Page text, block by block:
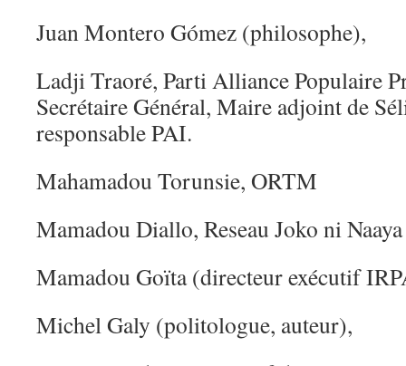
Juan Montero Gómez (philosophe),
Ladji Traoré, Parti Alliance Populaire
Secrétaire Général, Maire adjoint de
responsable PAI.
Mahamadou Torunsie, ORTM
Mamadou Diallo, Reseau Joko ni Naaya
Mamadou Goïta (directeur exécutif
Michel Galy (politologue, auteur),